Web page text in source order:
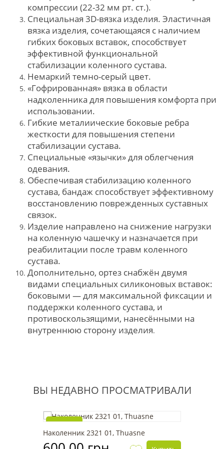
компрессии (22-32 мм рт. ст.).
Специальная 3D-вязка изделия. Эластичная
вязка изделия, сочетающаяся с наличием
гибких боковых вставок, способствует
эффективной функциональной
стабилизации коленного сустава.
Немаркий темно-серый цвет.
«Гофрированная» вязка в области
надколенника для повышения комфорта при
использовании.
Гибкие металиические боковые ребра
жесткости для повышения степени
стабилизации сустава.
Специальные «язычки» для облегчения
одевания.
Обеспечивая стабилизацию коленного
сустава, бандаж способствует эффективному
восстановлению поврежденных суставных
связок.
Изделие направлено на снижение нагрузки
на коленную чашечку и назначается при
реабилитации после травм коленного
сустава.
Дополнительно, ортез снабжён двумя
видами специальных силиконовых вставок:
боковыми — для максимальной фиксации и
поддержки коленного сустава, и
противоскользящими, нанесёнными на
внутреннюю сторону изделия.
ВЫ НЕДАВНО ПРОСМАТРИВАЛИ
Новинка
Наколенник 2321 01, Thuasne